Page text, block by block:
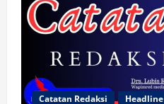
Pilwako
Palembang
Terus
Mengalir,
Ini
dari
(Solok
Saiyo
Catatan Redaksi Headline